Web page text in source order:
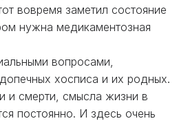
вовремя заметил состояние
нужна медикаментозная
вопросами,
хосписа и их родных.
и смерти, смысла жизни в
постоянно. И здесь очень